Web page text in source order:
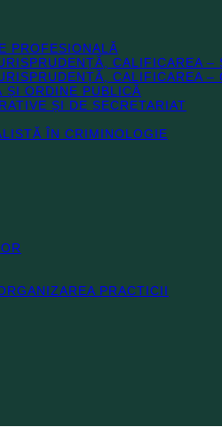
PROFESIONALĂ
CALIFICAREA
CALIFICAREA –
ȘI ORDINE PUBLICĂ
ȘI DE SECRETARIAT
ÎN CRIMINOLOGIE
PRACTICII